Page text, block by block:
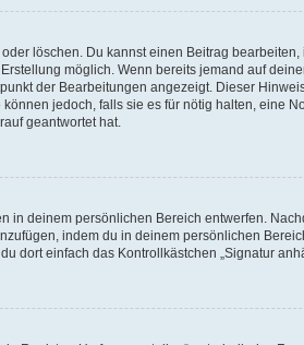
löschen. Du kannst einen Beitrag bearbeiten,
möglich. Wenn bereits jemand auf
der Bearbeitungen angezeigt. Dieser
jedoch, falls sie es für nötig halten, eine
geantwortet hat.
deinem persönlichen Bereich entwerfen.
indem du in deinem persönlichen
dort einfach das Kontrollkästchen „Signatur